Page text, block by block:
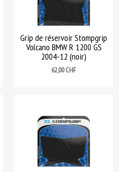
Grip de réservoir Stompgrip
Volcano BMW R 1200 GS
2004-12 (noir)
Prix
62,00 CHF